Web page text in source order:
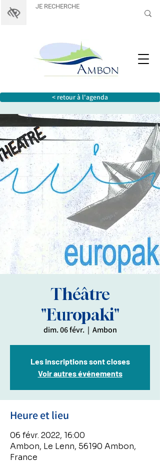
< retour à l'agenda
Théâtre
"Europaki"
dim. 06 févr.
  |
Ambon
Les inscriptions sont closes
Voir autres événements
Heure et lieu
06 févr. 2022, 16:00
Ambon, Le Lenn, 56190 Ambon,
France